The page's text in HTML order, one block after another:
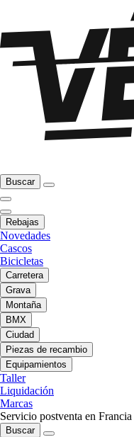
Buscar
Rebajas
Novedades
Cascos
Bicicletas
Carretera
Grava
Montaña
BMX
Ciudad
Piezas de recambio
Equipamientos
Taller
Liquidación
Marcas
Servicio postventa en Francia
Buscar